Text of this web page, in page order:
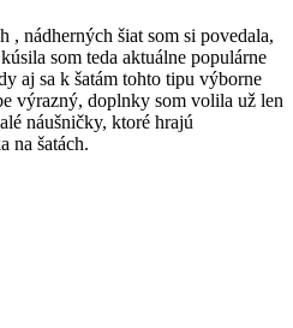
nádherných šiat som si povedala,
som teda aktuálne populárne
aj sa k šatám tohto tipu výborne
výrazný, doplnky som volila už len
náušničky, ktoré hrajú
na šatách.